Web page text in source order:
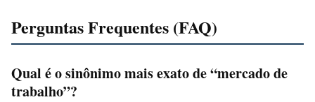
Perguntas Frequentes (FAQ)
Qual é o sinônimo mais exato de “mercado de
trabalho”?